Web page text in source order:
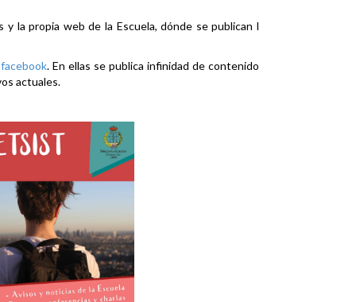
la propia web de la Escuela, dónde se publican la
facebook. En ellas se publica infinidad de contenidos
actuales.